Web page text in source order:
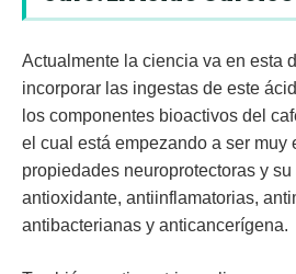
Actualmente la ciencia va en esta
incorporar las ingestas de este
los componentes bioactivos del
el cual está empezando a ser muy
propiedades neuroprotectoras y su
antioxidante, antiinflamatorias,
antibacterianas y anticancerígena.